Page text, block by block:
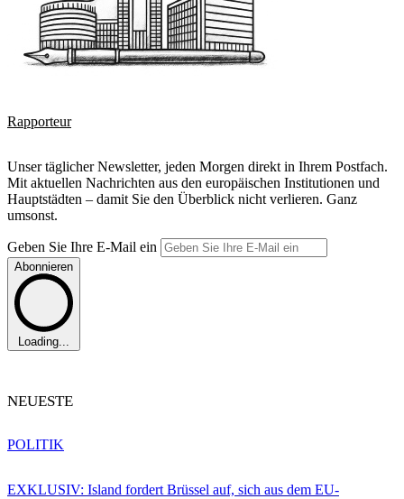
Rapporteur
Unser täglicher Newsletter, jeden Morgen direkt in Ihrem Postfach.
Mit aktuellen Nachrichten aus den europäischen Institutionen und
Hauptstädten – damit Sie den Überblick nicht verlieren. Ganz
umsonst.
Geben Sie Ihre E-Mail ein
Abonnieren
Loading...
NEUESTE
EXKLUSIV: Island fordert Brüssel auf, sich aus dem EU-
POLITIK